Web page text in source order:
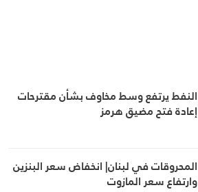
النفط يرتفع وسط مخاوف بشأن مقترحات
إعادة فتح مضيق هرمز
المحروقات في لبنان| انخفاض سعر البنزين
وارتفاع سعر المازوت